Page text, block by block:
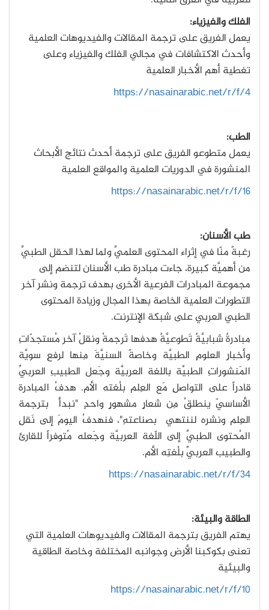
الفلك والفيزياء:
يعمل الفريق على ترجمة المقالات والفيديوهات العلمية
وأحدث الاكتشافات في مجالي الفلك والفيزياء وعلى
تغطية أهم الأخبار العلمية
https://nasainarabic.net/r/f/4
الطب:
يعمل متطوعو الفريق على ترجمة أحدث نتائج الأبحاث
المنشورة في الدوريات العلمية والمواقع العلمية
https://nasainarabic.net/r/f/16
طب الأسنان:
رغبةً منّا في إثراء المحتوى العلميِّ ولما لهذا الحقل الطبيِّ
من أهميَّة كبيرة، جاءت مبادرة طب الأسنان لتنضم إلى
مجموعة المبادرات الفرعية الأخرى بهدف ترجمة ونشر آخر
التطورات العلمية الخاصة بهذا المجال وزيادة المحتوى
الطبي العربي على شبكة الإنترنت.
مبادرةٌ شبابيَّةٌ تَطوعيَّةٌ هدفها تَرجمةُ ونقلُ آخر مُستجدّاتِ
وأخبارِ العلومِ الطبيَّة وخاصةً السنيَّةَ مِنها لرفعِ سويَّة
المَنشوراتِ الطبيَّة باللغة العربيَّة وجَعل الطبيبِ العربيِّ
قادراً على التواصلِ مَع العِلم بلُغته الأم. هدفُ المبادرة
الأساسيّ ينطلقُ مِن شعارٍ مشهورٍ واحدٍ "نبدأ بترجمة
العِلم ونشره لننتهي بصناعتهِ"، فنهدفُ اليومَ إلى نَقلِ
المُحتوى الطبيِّ إلى اللّغة العربيَّة وجَعله مُتوفراً للقارئ
والطبيب العربيِّ بلُغتِه الأم.
https://nasainarabic.net/r/f/34
الطاقة والبيئة:
يهتم الفريق بترجمة المقالات والفيديوهات العلمية التي
تعنى بكوكبنا الأرض وجوانبه المختلفة وخاصة الطاقية
والبيئية
https://nasainarabic.net/r/f/10